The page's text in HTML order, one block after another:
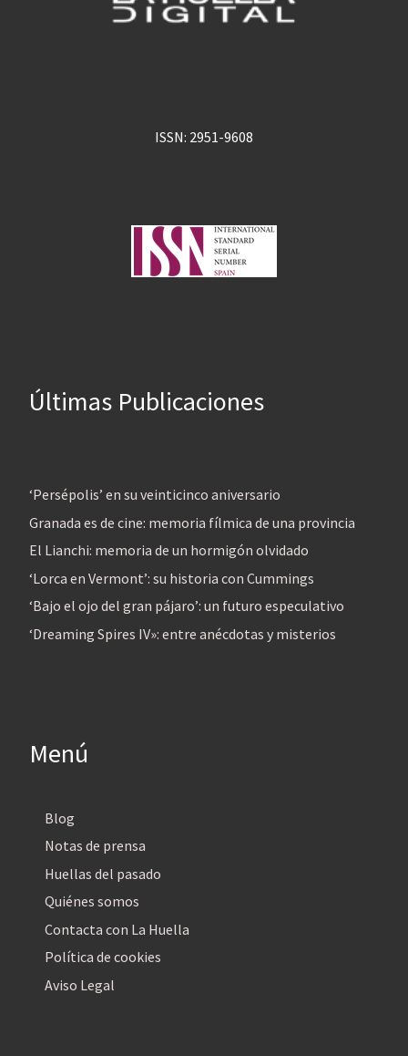
ISSN: 2951-9608
Últimas Publicaciones
‘Persépolis’ en su veinticinco aniversario
Granada es de cine: memoria fílmica de una provincia
El Lianchi: memoria de un hormigón olvidado
‘Lorca en Vermont’: su historia con Cummings
‘Bajo el ojo del gran pájaro’: un futuro especulativo
‘Dreaming Spires IV»: entre anécdotas y misterios
Menú
Blog
Notas de prensa
Huellas del pasado
Quiénes somos
Contacta con La Huella
Política de cookies
Aviso Legal